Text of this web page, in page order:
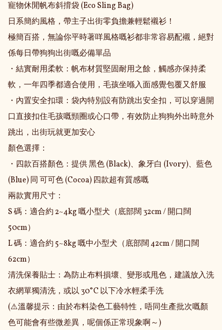
寵物休閒帆布斜揹袋 (Eco Sling Bag)
日系簡約風格，帶主子出街零負擔兼輕鬆襯衫！
極簡百搭，無論你平時著咩風格嘅衫都非常容易配襯，絕對
係每日帶狗狗出街嘅必備單品
・結實耐用柔軟：帆布材質堅固耐用之餘，觸感亦保持柔
軟，一年四季都適合使用，毛孩坐喺入面感覺包覆又舒服
・內置安全扣環：袋內特別設有防跳出安全扣，可以穿過開
口直接扣住毛孩嘅頸圈或心口帶，有效防止狗狗外出時意外
跳出，出街玩就更加安心
顏色選擇：
・四款百搭顏色：提供 黑色 (Black)、象牙白 (Ivory)、藍色
(Blue) 同 可可色 (Cocoa) 四款超有質感嘅
兩款實用尺寸：
S 碼：適合約 2~4kg 嘅小型犬（底部闊 32cm / 開口闊
50cm）
L 碼：適合約 5~8kg 嘅中小型犬（底部闊 42cm / 開口闊
62cm）
清洗保養貼士：為防止布料損壞、變形或甩色，建議放入洗
衣網單獨清洗，或以 30°C 以下冷水輕柔手洗
(⚠️溫馨提示：由於布料染色工藝特性，唔同生產批次嘅顏
色可能會有些微差異，呢個係正常現象啊～)